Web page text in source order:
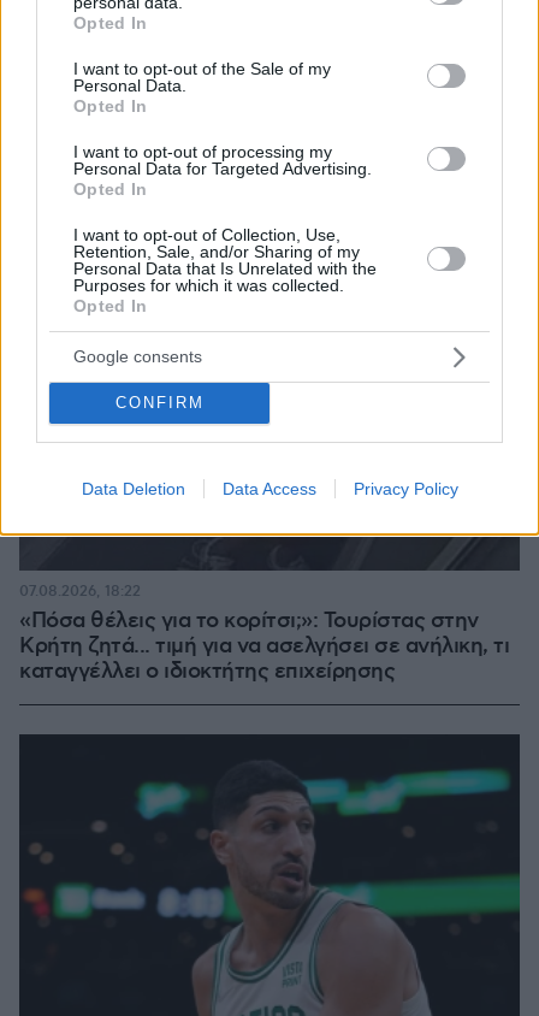
grant or deny consent to Google and its third-party tags to
use your data for below specified purposes in below Google
consent section.
Opted In
I want to opt-out of the Sale of my
Personal Data.
Opted In
I want to opt-out of processing my
Personal Data for Targeted Advertising.
Opted In
I want to opt-out of Collection, Use,
Retention, Sale, and/or Sharing of my
Personal Data that Is Unrelated with the
Purposes for which it was collected.
Opted In
Google consents
CONFIRM
Data Deletion Data Access Privacy Policy
ελεύθερο
«Πόσα θέλεις για το κορίτσι;»: Τουρίστας στην
Κρήτη ζητά... τιμή για να ασελγήσει σε ανήλικη, τι
καταγγέλλει ο ιδιοκτήτης επιχείρησης
07.08.2026, 18:22